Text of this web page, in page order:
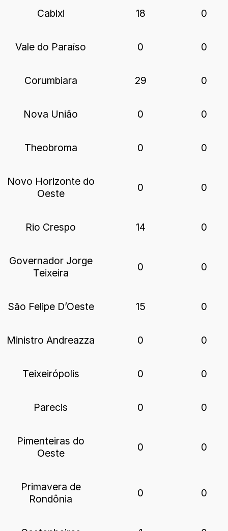
Cabixi 18 0
Vale do Paraíso 0 0
Corumbiara 29 0
Nova União 0 0
Theobroma 0 0
Novo Horizonte do
Oeste
0 0
Rio Crespo 14 0
Governador Jorge
Teixeira
0 0
São Felipe D’Oeste 15 0
Ministro Andreazza 0 0
Teixeirópolis 0 0
Parecis 0 0
Pimenteiras do
Oeste
0 0
Primavera de
Rondônia
0 0